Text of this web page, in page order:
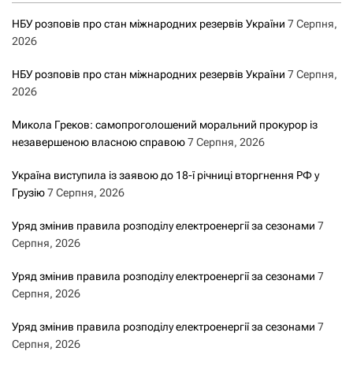
НБУ розповів про стан міжнародних резервів України 7 Серпня,
2026
НБУ розповів про стан міжнародних резервів України 7 Серпня,
2026
Микола Греков: самопроголошений моральний прокурор із
незавершеною власною справою7 Серпня, 2026
Україна виступила із заявою до 18-ї річниці вторгнення РФ у
Грузію7 Серпня, 2026
Уряд змінив правила розподілу електроенергії за сезонами 7
Серпня, 2026
Уряд змінив правила розподілу електроенергії за сезонами 7
Серпня, 2026
Уряд змінив правила розподілу електроенергії за сезонами 7
Серпня, 2026